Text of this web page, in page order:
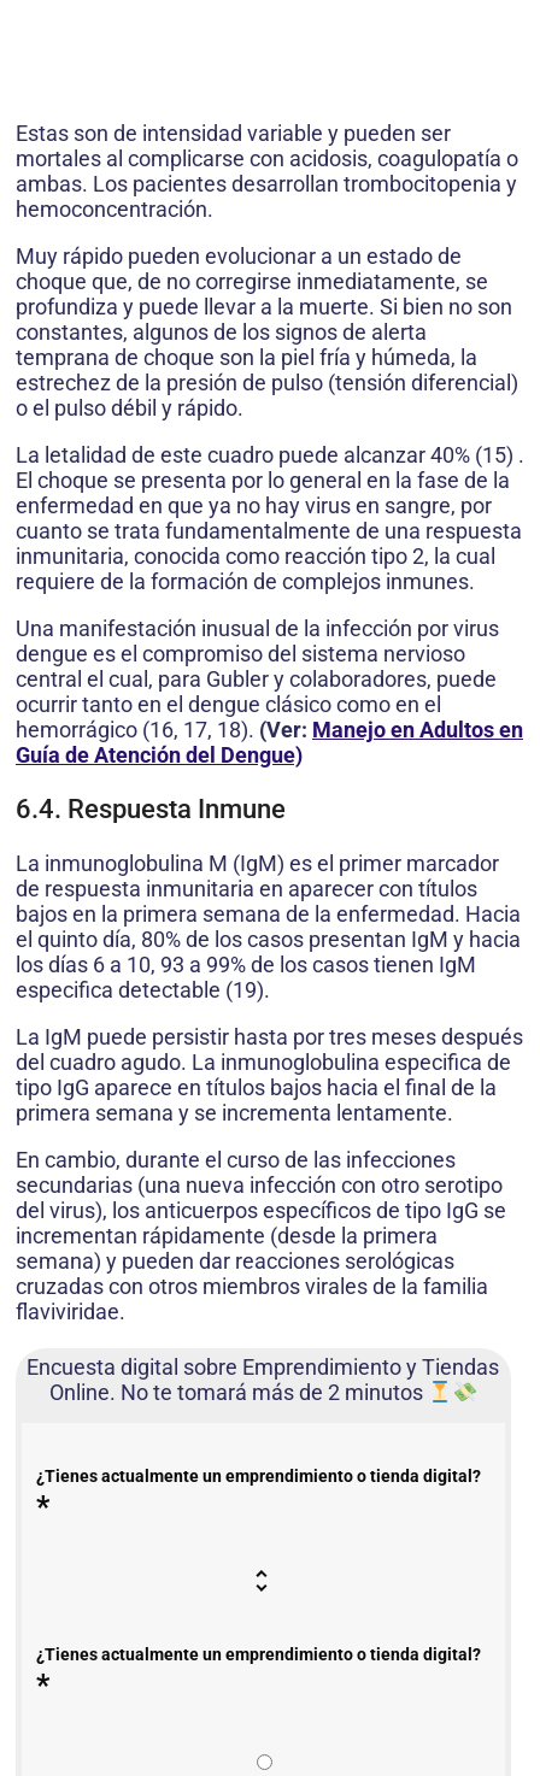
Estas son de intensidad variable y pueden ser
mortales al complicarse con acidosis, coagulopatía o
ambas. Los pacientes desarrollan trombocitopenia y
hemoconcentración.
Muy rápido pueden evolucionar a un estado de
choque que, de no corregirse inmediatamente, se
profundiza y puede llevar a la muerte. Si bien no son
constantes, algunos de los signos de alerta
temprana de choque son la piel fría y húmeda, la
estrechez de la presión de pulso (tensión diferencial)
o el pulso débil y rápido.
La letalidad de este cuadro puede alcanzar 40% (15) .
El choque se presenta por lo general en la fase de la
enfermedad en que ya no hay virus en sangre, por
cuanto se trata fundamentalmente de una respuesta
inmunitaria, conocida como reacción tipo 2, la cual
requiere de la formación de complejos inmunes.
Una manifestación inusual de la infección por virus
dengue es el compromiso del sistema nervioso
central el cual, para Gubler y colaboradores, puede
ocurrir tanto en el dengue clásico como en el
hemorrágico (16, 17, 18). (Ver: Manejo en Adultos en
Guía de Atención del Dengue)
6.4. Respuesta Inmune
La inmunoglobulina M (IgM) es el primer marcador
de respuesta inmunitaria en aparecer con títulos
bajos en la primera semana de la enfermedad. Hacia
el quinto día, 80% de los casos presentan IgM y hacia
los días 6 a 10, 93 a 99% de los casos tienen IgM
especifica detectable (19).
La IgM puede persistir hasta por tres meses después
del cuadro agudo. La inmunoglobulina especifica de
tipo IgG aparece en títulos bajos hacia el final de la
primera semana y se incrementa lentamente.
En cambio, durante el curso de las infecciones
secundarias (una nueva infección con otro serotipo
del virus), los anticuerpos específicos de tipo IgG se
incrementan rápidamente (desde la primera
semana) y pueden dar reacciones serológicas
cruzadas con otros miembros virales de la familia
flaviviridae.
Encuesta digital sobre Emprendimiento y Tiendas
Online. No te tomará más de 2 minutos
¿Tienes actualmente un emprendimiento o tienda digital?
*
¿Tienes actualmente un emprendimiento o tienda digital?
*